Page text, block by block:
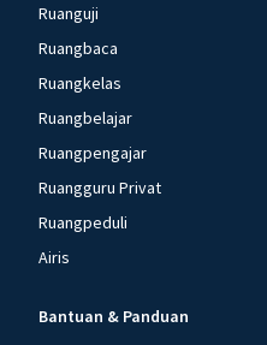
Ruanguji
Ruangbaca
Ruangkelas
Ruangbelajar
Ruangpengajar
Ruangguru Privat
Ruangpeduli
Airis
Bantuan & Panduan